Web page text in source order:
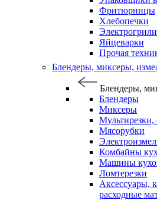
Фритюрницы
Хлебопечки
Электрогрили
Яйцеварки
Прочая
Блендеры, миксеры,
Блендеры,
Блендеры
Миксеры
Мультирезки,
Мясорубки
Комбайны
Машины
Ломтерезки
Аксессуары,
расходные